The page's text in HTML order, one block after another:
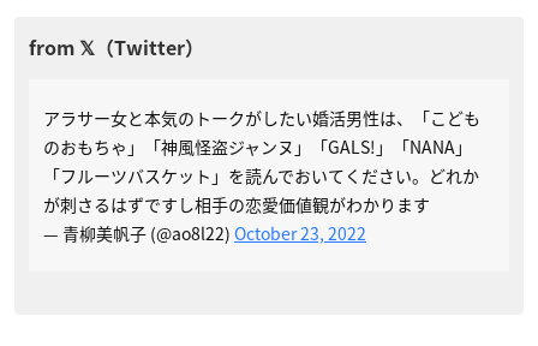
アラサー女と本気のトークがしたい婚活男性は、「こども
のおもちゃ」「神風怪盗ジャンヌ」「GALS!」「NANA」
「フルーツバスケット」を読んでおいてください。どれか
が刺さるはずですし相手の恋愛価値観がわかります
— 青柳美帆子 (@ao8l22) October 23, 2022